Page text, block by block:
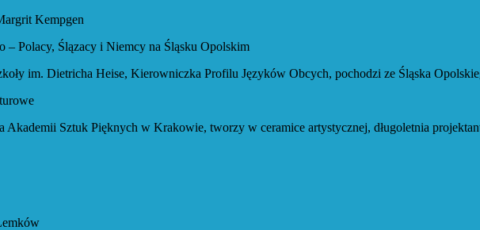
Kempgen
Polacy, Ślązacy i Niemcy na Śląsku Opolskim
Heise, Kierowniczka Profilu Języków Obcych, pochodzi ze Śląska Opolskiego
Pięknych w Krakowie, tworzy w ceramice artystycznej, długoletnia projektantka